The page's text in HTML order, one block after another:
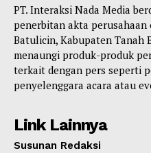
PT. Interaksi Nada Media
penerbitan akta
Batulicin, Kabupaten Tanah
menaungi produk-produk
terkait dengan pers seperti
penyelenggara acara atau
Link Lainnya
Susunan Redaksi